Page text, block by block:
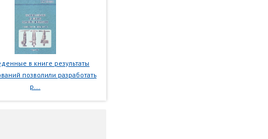
в книге результаты
позволили разработать
р...